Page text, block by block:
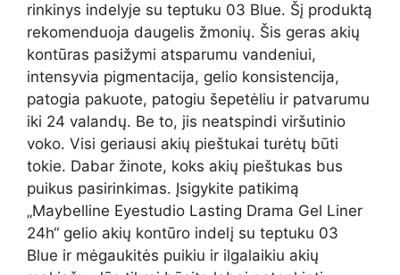
rinkinys indelyje su teptuku 03 Blue. Šį produktą
rekomenduoja daugelis žmonių. Šis geras akių
kontūras pasižymi atsparumu vandeniui,
intensyvia pigmentacija, gelio konsistencija,
patogia pakuote, patogiu šepetėliu ir patvarumu
iki 24 valandų. Be to, jis neatspindi viršutinio
voko. Visi geriausi akių pieštukai turėtų būti
tokie. Dabar žinote, koks akių pieštukas bus
puikus pasirinkimas. Įsigykite patikimą
„Maybelline Eyestudio Lasting Drama Gel Liner
24h“ gelio akių kontūro indelį su teptuku 03
Blue ir mėgaukitės puikiu ir ilgalaikiu akių